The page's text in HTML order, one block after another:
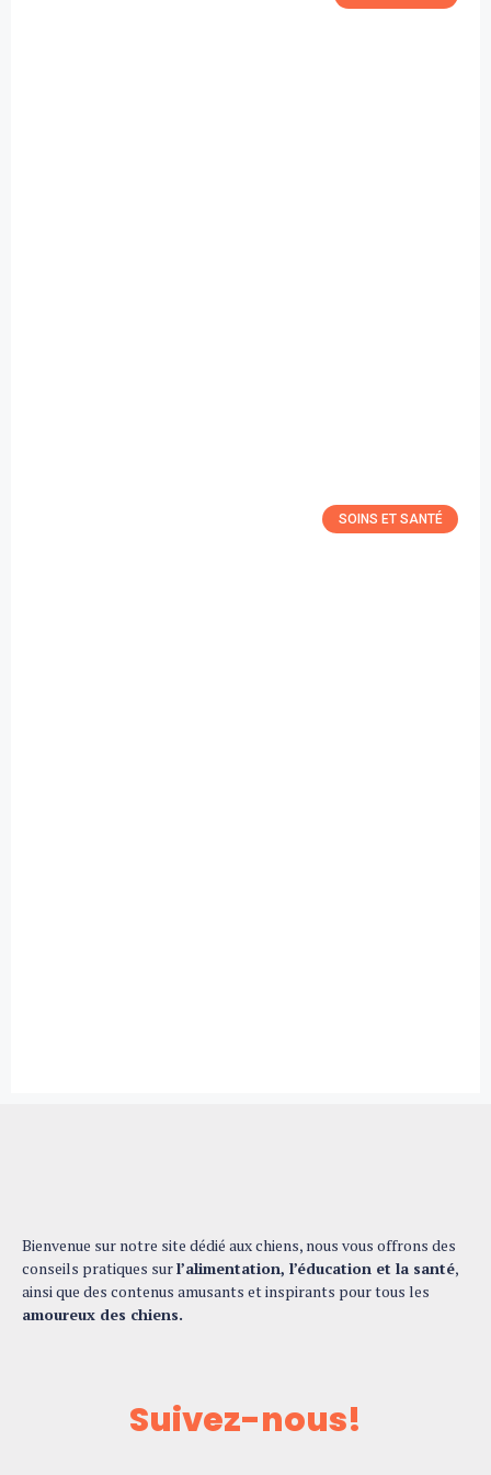
SOINS ET SANTÉ
Bienvenue sur notre site dédié aux chiens, nous vous offrons des
conseils pratiques surl’alimentation, l’éducation et la santé,
ainsi que des contenus amusants et inspirants pour tous les
amoureux des chiens.
Suivez-nous!